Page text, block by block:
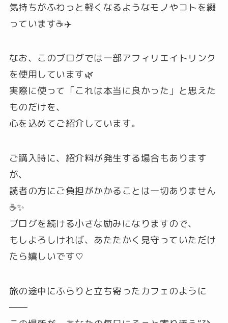
気持ちがふわっと軽くなるようなモノやコトを綴
っています☕️✈️
なお、このブログでは一部アフィリエイトリンク
を使用しています🌿
実際に使って「これは本当に良かった」と思えた
ものだけを、
心を込めてご紹介しています。
ご購入時に、紹介料が発生する場合もあります
が、
読者の方にご負担がかかることは一切ありません
☕️✨
ブログを続ける小さな励みになりますので、
もしよろしければ、あたたかく見守っていただけ
たら嬉しいです♡
旅の途中にふらりと立ち寄ったカフェのように
──